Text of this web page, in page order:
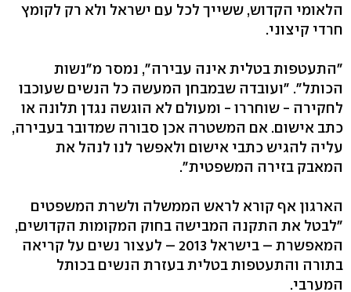
הלאומי הקדוש, ששייך לכל עם ישראל ולא רק לקומץ
חרדי קיצוני.
"התעטפות בטלית אינה עבירה", נמסר מ"נשות
הכותל". "ועובדה שבמבחן המעשה כל הנשים שעוכבו
לחקירה - שוחררו - ומעולם לא הוגשה נגדן תלונה או
כתב אישום. אם המשטרה אכן סבורה שמדובר בעבירה,
עליה להגיש כתבי אישום ולאפשר לנו לנהל את
המאבק בזירה המשפטית".
הארגון אף קורא לראש הממשלה ולשרת המשפטים
"לבטל את התקנה המבישה בחוק המקומות הקדושים,
המאפשרת – בישראל 2013 – לעצור נשים על קריאה
בתורה והתעטפות בטלית בעזרת הנשים בכותל
המערבי.